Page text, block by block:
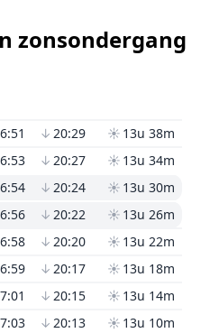
zonsondergang
↓ 20:29 ☀ 13u 38m
↓ 20:27 ☀ 13u 34m
↓ 20:24 ☀ 13u 30m
↓ 20:22 ☀ 13u 26m
↓ 20:20 ☀ 13u 22m
↓ 20:17 ☀ 13u 18m
↓ 20:15 ☀ 13u 14m
↓ 20:13 ☀ 13u 10m